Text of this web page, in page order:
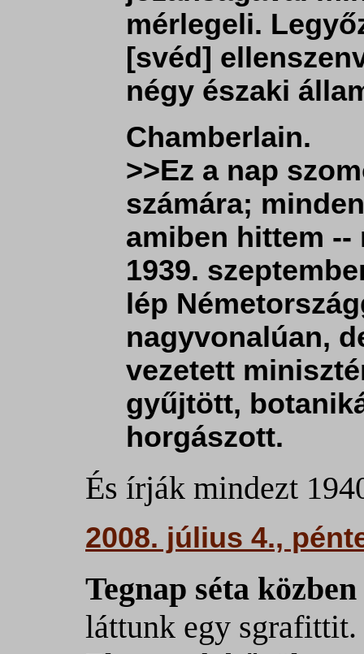
mérlegeli.
[svéd]
négy északi
Chamberlain.
>>Ez a nap
számára;
amiben hittem --
1939.
lép
nagyvonalúan,
vezetett
gyűjtött,
horgászott.
És írják mindezt
2008. július 4.,
Tegnap séta közben
láttunk egy sgrafittit.